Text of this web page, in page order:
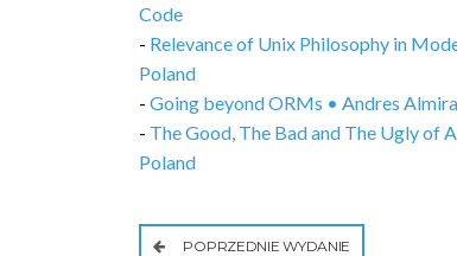
Code
- Relevance of Unix Philosophy in
Poland
- Going beyond ORMs • Andres
- The Good, The Bad and The Ugly of
Poland
POPRZEDNIE WYDANIE